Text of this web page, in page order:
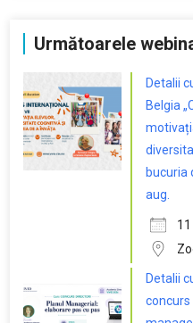
Următoarele
Detalii
Belgia
bucuria
aug.
Detalii
concurs